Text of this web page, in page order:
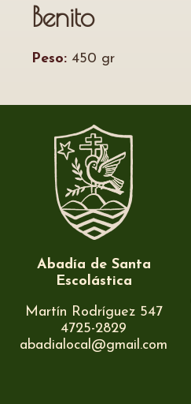
Benito
Peso: 450 gr
Abadía de Santa
Escolástica
Martín Rodríguez 547
4725-2829
abadialocal@gmail.com